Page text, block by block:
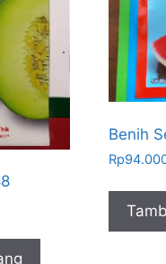
Benih
Rp